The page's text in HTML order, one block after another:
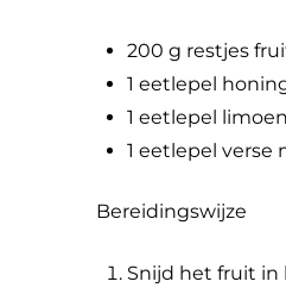
200 g restjes
1 eetlepel
1 eetlepel
1 eetlepel verse
Bereidingswijze
Snijd het fruit in